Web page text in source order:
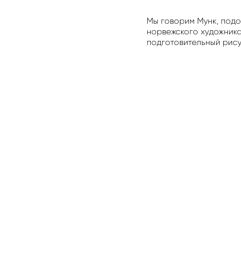
Мы говорим Мунк,
норвежского
подготовительный